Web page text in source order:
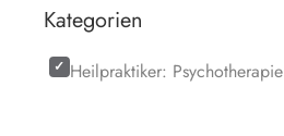
Kategorien
Heilpraktiker: Psychotherapie